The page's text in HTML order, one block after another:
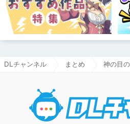
DLチャンネル まとめ 神の目